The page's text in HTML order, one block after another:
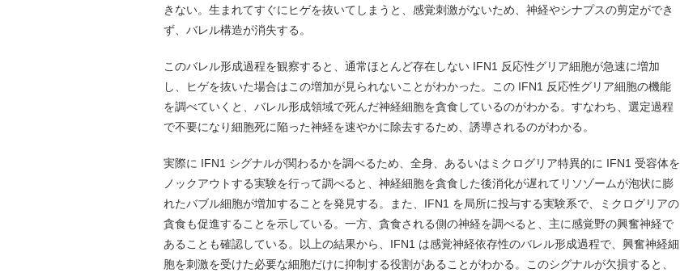
きない。生まれてすぐにヒゲを抜いてしまうと、感覚刺激がないため、神経やシナプスの剪定ができ
ず、バレル構造が消失する。
このバレル形成過程を観察すると、通常ほとんど存在しない IFN1 反応性グリア細胞が急速に増加
し、ヒゲを抜いた場合はこの増加が見られないことがわかった。この IFN1 反応性グリア細胞の機能
を調べていくと、バレル形成領域で死んだ神経細胞を貪食しているのがわかる。すなわち、選定過程
で不要になり細胞死に陥った神経を速やかに除去するため、誘導されるのがわかる。
実際に IFN1 シグナルが関わるかを調べるため、全身、あるいはミクログリア特異的に IFN1 受容体を
ノックアウトする実験を行って調べると、神経細胞を貪食した後消化が遅れてリソゾームが泡状に膨
れたバブル細胞が増加することを発見する。また、IFN1 を局所に投与する実験系で、ミクログリアの
貪食も促進することを示している。一方、貪食される側の神経を調べると、主に感覚野の興奮神経で
あることも確認している。以上の結果から、IFN1 は感覚神経依存性のバレル形成過程で、興奮神経細
胞を刺激を受けた必要な細胞だけに抑制する役割があることがわかる。このシグナルが欠損すると、